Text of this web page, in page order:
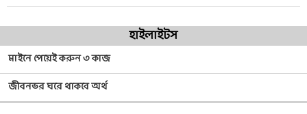
হাইলাইটস
মাইনে পেয়েই করুন ৩ কাজ
জীবনভর ঘরে থাকবে অর্থ